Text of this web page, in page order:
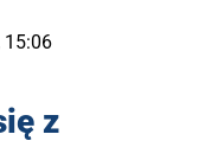
15:06
z